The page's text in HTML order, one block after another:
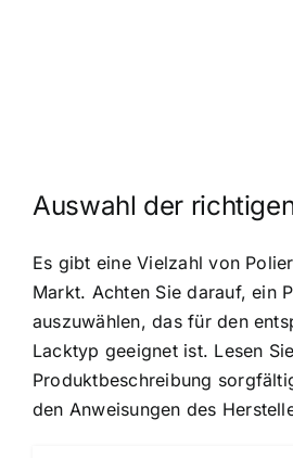
Auswahl der
Es gibt eine Vielzahl von
Markt. Achten Sie darauf, ein
auszuwählen, das für den
Lacktyp geeignet ist. Lesen
Produktbeschreibung
den Anweisungen des